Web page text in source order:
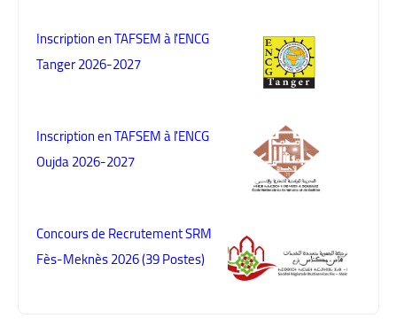
Inscription en TAFSEM à l'ENCG
Tanger 2026-2027
Inscription en TAFSEM à l'ENCG
Oujda 2026-2027
Concours de Recrutement SRM
Fès-Meknès 2026 (39 Postes)